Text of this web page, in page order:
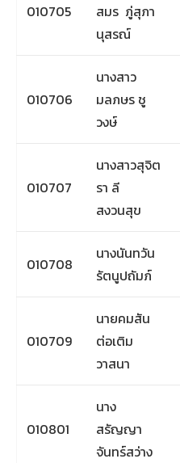
010705
สมร ภู่สุภา
นุสรณ์
010706
นางสาว
มลภษร ชู
วงษ์
010707
นางสาวสุจิต
รา ลี
สงวนสุข
010708
นางนันทวัน
รัตนูปถัมภ์
010709
นายคมสัน
ต่อเติม
วาสนา
010801
นาง
สรัญญา
จันทร์สว่าง